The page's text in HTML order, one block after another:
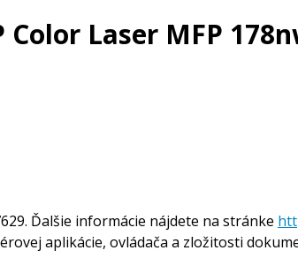
Color Laser MFP
Ďalšie informácie nájdete na stránke
aplikácie, ovládača a zložitosti